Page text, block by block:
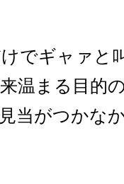
でギャァと
温まる目的
当がつかな